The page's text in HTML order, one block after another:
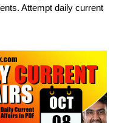
Attempt daily current